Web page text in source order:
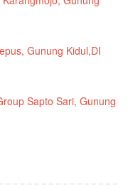
Gunung Kidul,DI
Sapto Sari, Gunung